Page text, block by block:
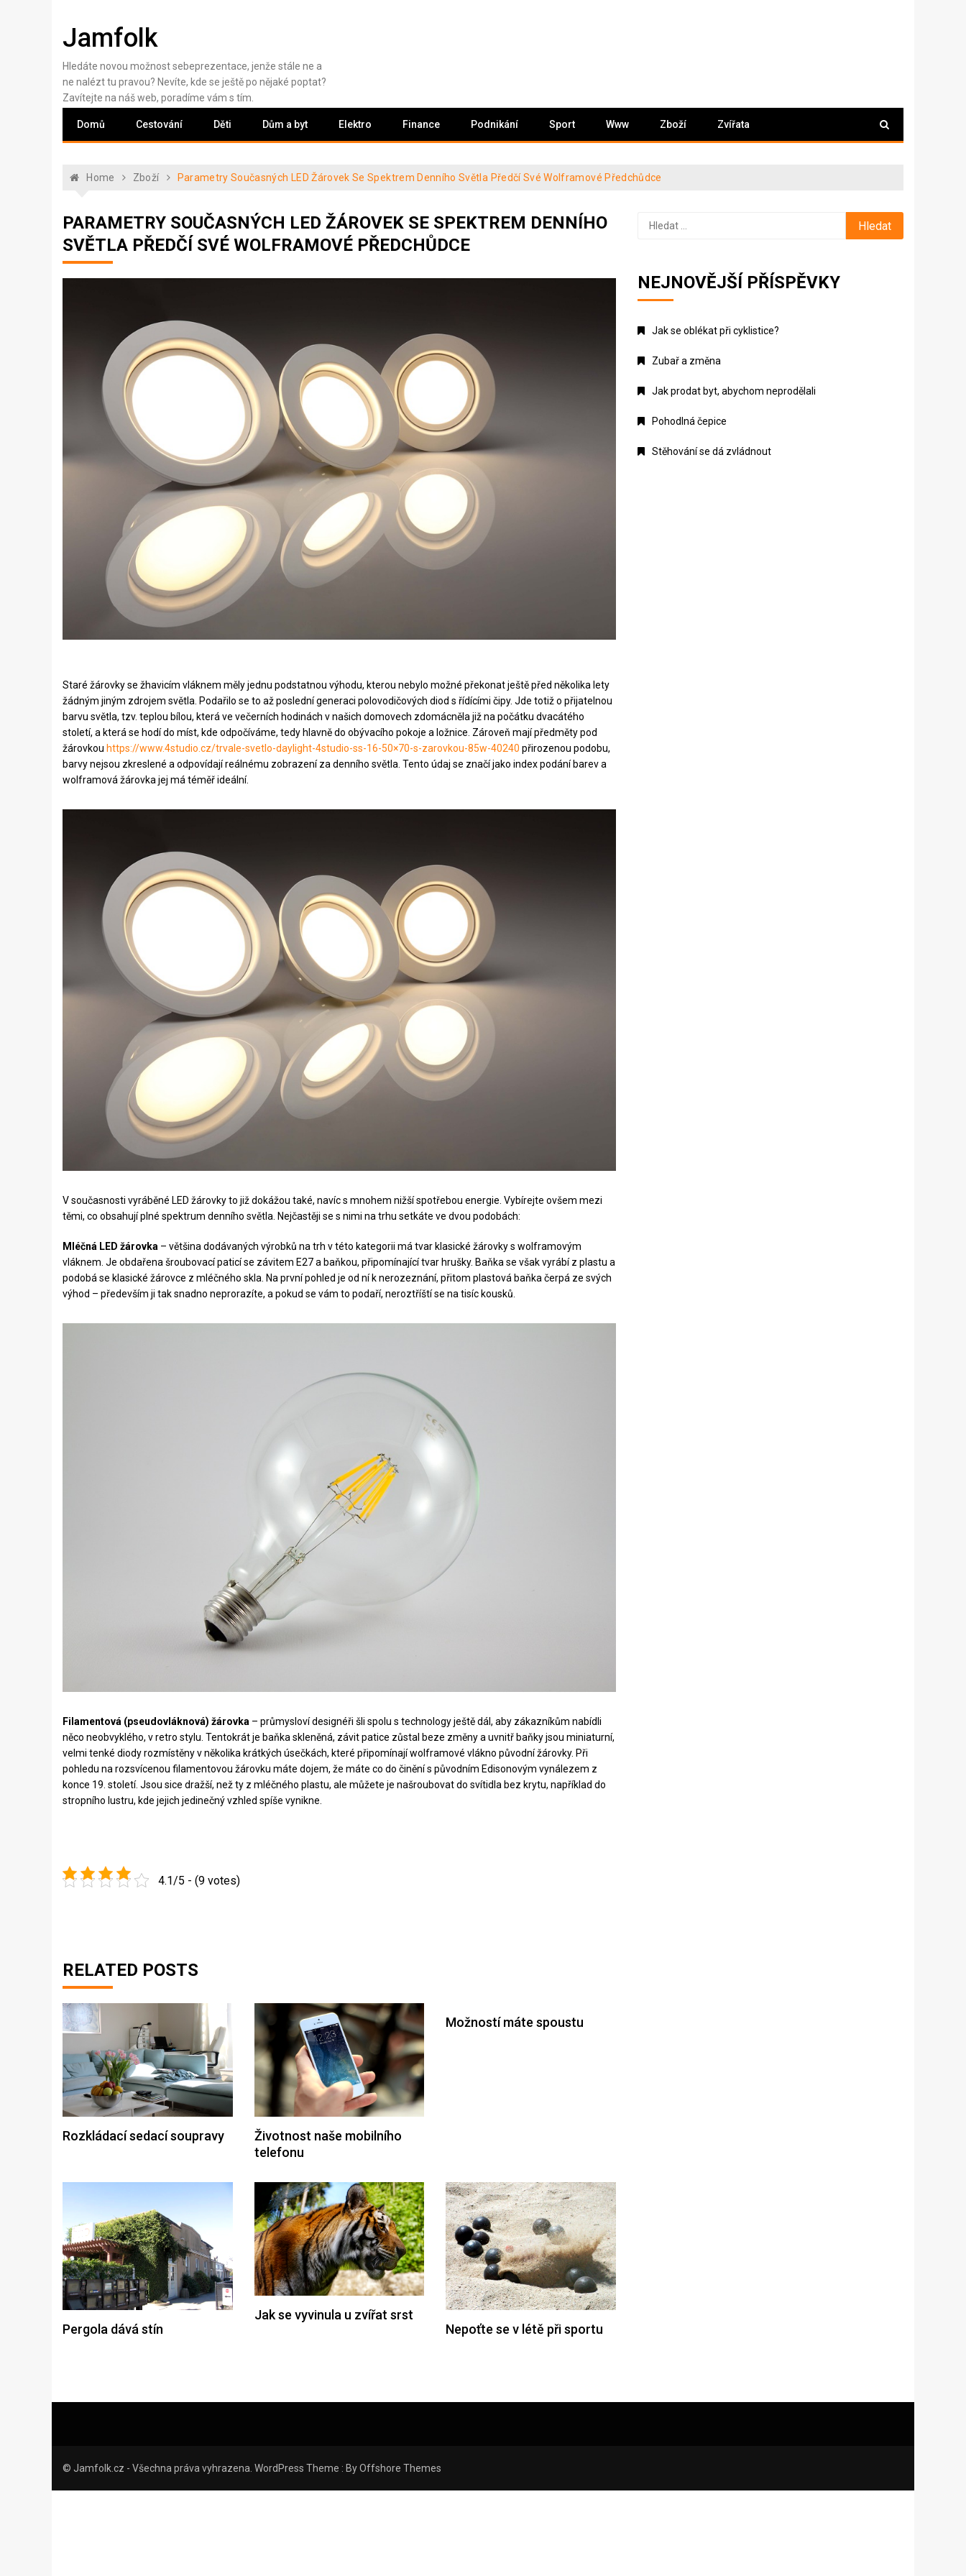
content
Jamfolk
Hledáte novou možnost sebeprezentace, jenže stále ne a
ne nalézt tu pravou? Nevíte, kde se ještě po nějaké poptat?
Zavítejte na náš web, poradíme vám s tím.
Domů Cestování Děti Dům a byt Elektro Finance Podnikání Sport Www Zboží Zvířata
Home Zboží Parametry Současných LED Žárovek Se Spektrem Denního Světla Předčí Své Wolframové Předchůdce
PARAMETRY SOUČASNÝCH LED ŽÁROVEK SE SPEKTREM DENNÍHO
SVĚTLA PŘEDČÍ SVÉ WOLFRAMOVÉ PŘEDCHŮDCE
Staré žárovky se žhavicím vláknem měly jednu podstatnou výhodu, kterou nebylo možné překonat ještě před několika lety
žádným jiným zdrojem světla. Podařilo se to až poslední generaci polovodičových diod s řídícími čipy. Jde totiž o přijatelnou
barvu světla, tzv. teplou bílou, která ve večerních hodinách v našich domovech zdomácněla již na počátku dvacátého
století, a která se hodí do míst, kde odpočíváme, tedy hlavně do obývacího pokoje a ložnice. Zároveň mají předměty pod
žárovkou https://www.4studio.cz/trvale-svetlo-daylight-4studio-ss-16-50×70-s-zarovkou-85w-40240 přirozenou podobu,
barvy nejsou zkreslené a odpovídají reálnému zobrazení za denního světla. Tento údaj se značí jako index podání barev a
wolframová žárovka jej má téměř ideální.
V současnosti vyráběné LED žárovky to již dokážou také, navíc s mnohem nižší spotřebou energie. Vybírejte ovšem mezi
těmi, co obsahují plné spektrum denního světla . Nejčastěji se s nimi na trhu setkáte ve dvou podobách:
Mléčná LED žárovka – většina dodávaných výrobků na trh v této kategorii má tvar klasické žárovky s wolframovým
vláknem. Je obdařena šroubovací paticí se závitem E27 a baňkou, připomínající tvar hrušky. Baňka se však vyrábí z plastu a
podobá se klasické žárovce z mléčného skla. Na první pohled je od ní k nerozeznání, přitom plastová baňka čerpá ze svých
výhod – především ji tak snadno neprorazíte, a pokud se vám to podaří, neroztříští se na tisíc kousků.
Filamentová (pseudovláknová) žárovka – průmysloví designéři šli spolu s technology ještě dál, aby zákazníkům nabídli
něco neobvyklého, v retro stylu. Tentokrát je baňka skleněná, závit patice zůstal beze změny a uvnitř baňky jsou miniaturní,
velmi tenké diody rozmístěny v několika krátkých úsečkách, které připomínají wolframové vlákno původní žárovky. Při
pohledu na rozsvícenou filamentovou žárovku máte dojem, že máte co do činění s původním Edisonovým vynálezem z
konce 19. století. Jsou sice dražší, než ty z mléčného plastu, ale můžete je našroubovat do svítidla bez krytu, například do
stropního lustru, kde jejich jedinečný vzhled spíše vynikne.
4.1/5 - (9 votes)
RELATED POSTS
Rozkládací sedací soupravy
Životnost naše mobilního
telefonu
Možností máte spoustu
Pergola dává stín
Jak se vyvinula u zvířat srst
Nepoťte se v létě při sportu
Vyhledávání
NEJNOVĚJŠÍ PŘÍSPĚVKY
Jak se oblékat při cyklistice?
Zubař a změna
Jak prodat byt, abychom neprodělali
Pohodlná čepice
Stěhování se dá zvládnout
© Jamfolk.cz - Všechna práva vyhrazena. WordPress Theme : ByOffshore Themes